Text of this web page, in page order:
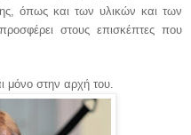
όπως και των υλικών και των
στους επισκέπτες που
μόνο στην αρχή του.